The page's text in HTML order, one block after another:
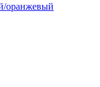
оранжевый